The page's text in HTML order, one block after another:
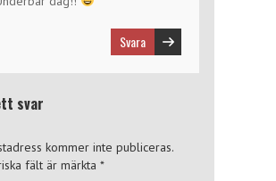
Svara
svar
kommer inte publiceras.
fält är märkta *